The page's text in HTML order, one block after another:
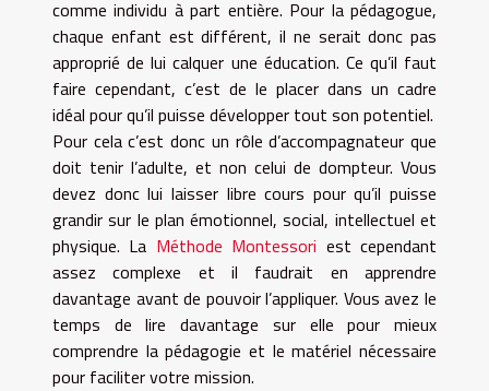
comme individu à part entière. Pour la pédagogue,
chaque enfant est différent, il ne serait donc pas
approprié de lui calquer une éducation. Ce qu’il faut
faire cependant, c’est de le placer dans un cadre
idéal pour qu’il puisse développer tout son potentiel.
Pour cela c’est donc un rôle d’accompagnateur que
doit tenir l’adulte, et non celui de dompteur. Vous
devez donc lui laisser libre cours pour qu’il puisse
grandir sur le plan émotionnel, social, intellectuel et
physique. La Méthode Montessori est cependant
assez complexe et il faudrait en apprendre
davantage avant de pouvoir l’appliquer. Vous avez le
temps de lire davantage sur elle pour mieux
comprendre la pédagogie et le matériel nécessaire
pour faciliter votre mission.